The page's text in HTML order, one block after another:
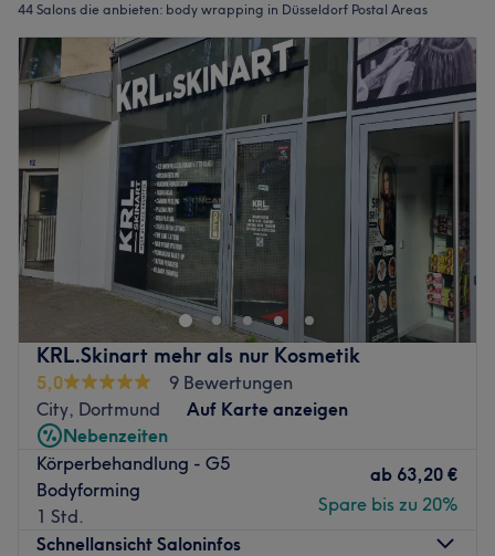
44 Salons die anbieten: body wrapping in Düsseldorf Postal Areas
KRL.Skinart mehr als nur Kosmetik
5,0
9 Bewertungen
City, Dortmund
Auf Karte anzeigen
Nebenzeiten
Körperbehandlung - G5
Bodyforming
1 Std.
ab 63,20 €
Spare bis zu 20%
Schnellansicht Saloninfos